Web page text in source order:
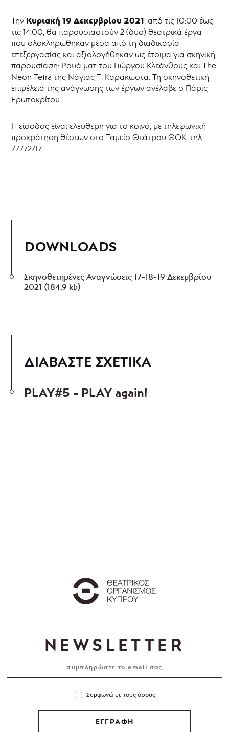
Την Κυριακή 19 Δεκεμβρίου 2021, από τις 10:00 έως
τις 14:00, θα παρουσιαστούν 2 (δύο) θεατρικά έργα
που ολοκληρώθηκαν μέσα από τη διαδικασία
επεξεργασίας και αξιολογήθηκαν ως έτοιμα για σκηνική
παρουσίαση: Ρουά ματ του Γιώργου Κλεάνθους και The
Neon Tetra της Νάγιας Τ. Καρακώστα. Τη σκηνοθετική
επιμέλεια της ανάγνωσης των έργων ανέλαβε ο Πάρις
Ερωτοκρίτου.
Η είσοδος είναι ελεύθερη για το κοινό, με τηλεφωνική
προκράτηση θέσεων στο Ταμείο Θεάτρου ΘΟΚ, τηλ.
77772717.
DOWNLOADS
Σκηνοθετημένες Αναγνώσεις 17-18-19 Δεκεμβρίου
2021 (184,9 kb)
ΔΙΑΒΑΣΤΕ ΣΧΕΤΙΚΑ
PLAY#5 - PLAY again!
NEWSLETTER
Συμφωνώ με τους όρους
ΕΓΓΡΑΦΗ